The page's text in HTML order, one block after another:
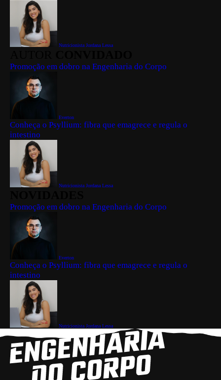
Nutricionista Jordana Lessa
Promoção em dobro na Engenharia do Corpo
Everton
Conheça o Psyllium: fibra que emagrece e regula o
intestino
Nutricionista Jordana Lessa
Promoção em dobro na Engenharia do Corpo
Everton
Conheça o Psyllium: fibra que emagrece e regula o
intestino
Nutricionista Jordana Lessa